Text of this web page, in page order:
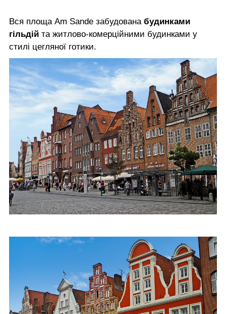
Вся площа Am Sande забудована будинками
гільдій та житлово-комерційними будинками у
стилі цегляної готики.